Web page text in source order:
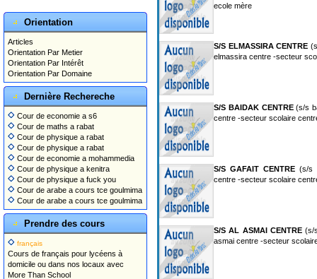
Orientation
Articles
Orientation Par Metier
Orientation Par Intérêt
Orientation Par Domaine
Dernière Rechereche
Cour de economie a s6
Cour de maths a rabat
Cour de physique a rabat
Cour de physique a rabat
Cour de economie a mohammedia
Cour de physique a kenitra
Cour de physique a fuck you
Cour de arabe a cours tce goulmima
Cour de arabe a cours tce goulmima
Prendre des cours
français
Cours de français pour lycéens à
domicile ou dans nos locaux avec
More Than School
ecole mère
S/S ELMASSIRA CENTRE
elmassira centre -secteur
S/S BAIDAK CENTRE(s/s
centre -secteur scolaire
S/S GAFAIT CENTRE (s/s
centre -secteur scolaire
S/S AL ASMAI CENTRE(s/
asmai centre -secteur